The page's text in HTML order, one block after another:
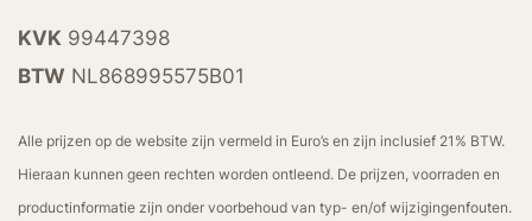
KVK 99447398
BTW NL868995575B01
Alle prijzen op de website zijn vermeld in Euro’s en zijn inclusief 21% BTW.
Hieraan kunnen geen rechten worden ontleend. De prijzen, voorraden en
productinformatie zijn onder voorbehoud van typ- en/of wijzigingenfouten.